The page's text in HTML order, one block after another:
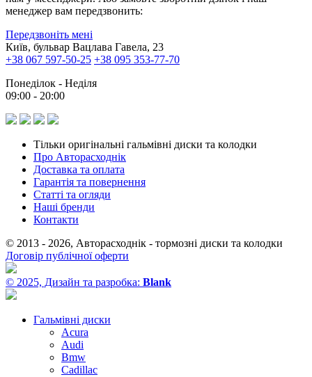
менеджер вам передзвонить:
Передзвоніть мені
Київ, бульвар Вацлава Гавела, 23
+38 067 597-50-25 +38 095 353-77-70
Понеділок - Неділя
09:00 - 20:00
Тільки оригінальні гальмівні диски та колодки
Про Авторасходнік
Доставка та оплата
Гарантія та повернення
Статті та огляди
Наші бренди
Контакти
© 2013 - 2026, Авторасходнік - тормозні диски та колодки
Договір публічної оферти
© 2025, Дизайн та разробка: Blank
Гальмівні диски
Acura
Audi
Bmw
Cadillac